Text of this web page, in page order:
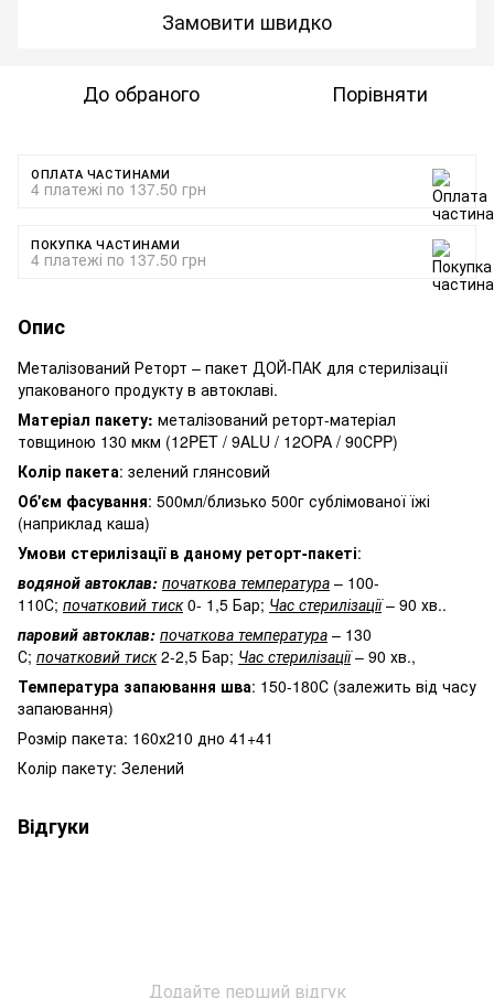
Замовити швидко
До обраного Порівняти
ОПЛАТА ЧАСТИНАМИ
4 платежі по 137.50 грн
ПОКУПКА ЧАСТИНАМИ
4 платежі по 137.50 грн
Опис
Металізований Реторт – пакет ДОЙ-ПАК для стерилізації
упакованого продукту в автоклаві.
Матеріал пакету: металізований реторт-матеріал
товщиною 130 мкм (12PET / 9ALU / 12OPA / 90СPP)
Колір пакета: зелений глянсовий
Об'єм фасування: 500мл/близько 500г сублімованої їжі
(наприклад каша)
Умови стерилізації в даному реторт-пакеті:
водяной автоклав: початкова температура – 100-
110С; початковий тиск0- 1,5 Бар; Час стерилізації– 90 хв..
паровий автоклав: початкова температура – 130
С; початковий тиск2-2,5 Бар; Час стерилізації– 90 хв.,
Температура запаювання шва: 150-180С (залежить від часу
запаювання)
Розмір пакета: 160х210 дно 41+41
Колір пакету: Зелений
Відгуки
Додайте перший відгук